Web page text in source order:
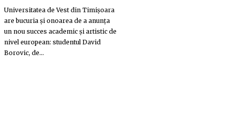
Universitatea de Vest din Timișoara
are bucuria și onoarea de a anunța
un nou succes academic și artistic de
nivel european: studentul David
Borovic, de...